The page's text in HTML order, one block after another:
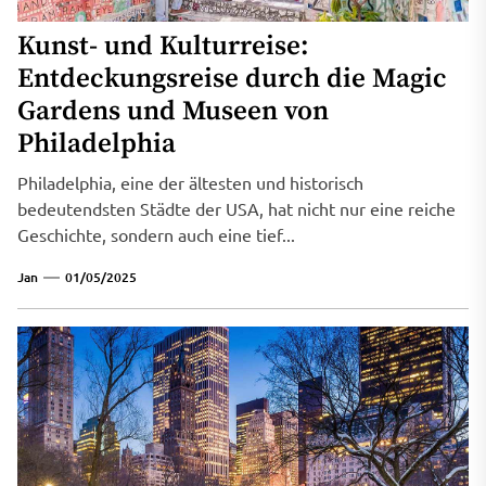
Kunst- und Kulturreise:
Entdeckungsreise durch die Magic
Gardens und Museen von
Philadelphia
Philadelphia, eine der ältesten und historisch
bedeutendsten Städte der USA, hat nicht nur eine reiche
Geschichte, sondern auch eine tief...
Jan 01/05/2025